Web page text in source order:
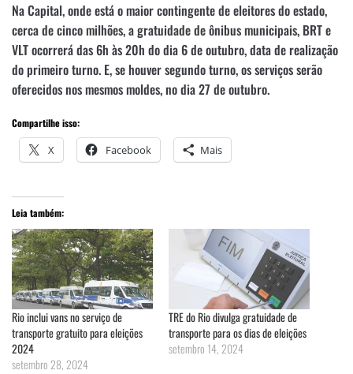
Na Capital, onde está o maior contingente de eleitores do estado,
cerca de cinco milhões, a gratuidade de ônibus municipais, BRT e
VLT ocorrerá das 6h às 20h do dia 6 de outubro, data de realização
do primeiro turno. E, se houver segundo turno, os serviços serão
oferecidos nos mesmos moldes, no dia 27 de outubro.
Compartilhe isso:
X Facebook Mais
Leia também:
Rio inclui vans no serviço de
transporte gratuito para eleições
2024
setembro 28, 2024
TRE do Rio divulga gratuidade de
transporte para os dias de eleições
setembro 14, 2024